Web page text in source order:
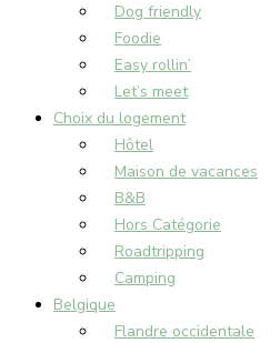
Dog friendly
Foodie
Easy rollin’
Let’s meet
Choix du logement
Hôtel
Maison de vacances
B&B
Hors Catégorie
Roadtripping
Camping
Belgique
Flandre occidentale